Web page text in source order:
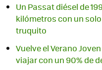
Un Passat diésel de
kilómetros con un
truquito
Vuelve el Verano
viajar con un 90% de